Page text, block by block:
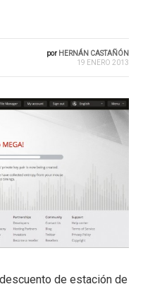
por HERNÁN CASTAÑÓN
19 ENERO 2013
de estación de